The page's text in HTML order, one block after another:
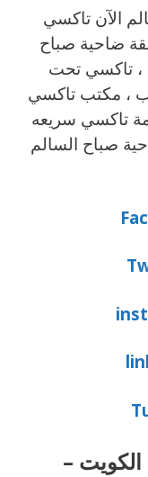
الآن تاكسي
ضاحية صباح
، تاكسي تحت
، مكتب تاكسي
تاكسي سريعه
صباح السالم
–